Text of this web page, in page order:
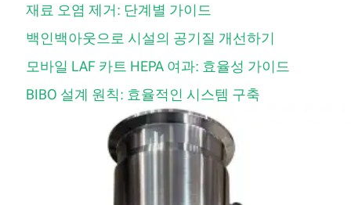
재료 오염 제거: 단계별 가이드
백인백아웃으로 시설의 공기질 개선하기
모바일 LAF 카트 HEPA 여과: 효율성 가이드
BIBO 설계 원칙: 효율적인 시스템 구축